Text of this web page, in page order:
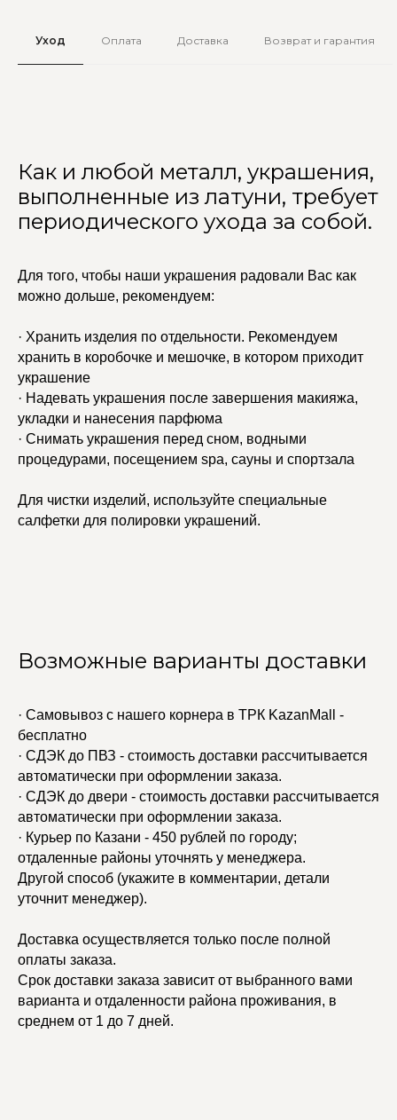
Уход Оплата Доставка Возврат и гарантия
Как и любой металл, украшения,
выполненные из латуни, требует
периодического ухода за собой.
Для того, чтобы наши украшения радовали Вас как
можно дольше, рекомендуем:
· Хранить изделия по отдельности. Рекомендуем
хранить в коробочке и мешочке, в котором приходит
украшение
· Надевать украшения после завершения макияжа,
укладки и нанесения парфюма
· Снимать украшения перед сном, водными
процедурами, посещением spa, сауны и спортзала
Для чистки изделий, используйте специальные
салфетки для полировки украшений.
Возможные варианты доставки
· Самовывоз с нашего корнера в ТРК KazanMall -
бесплатно
· СДЭК до ПВЗ - стоимость доставки рассчитывается
автоматически при оформлении заказа.
· СДЭК до двери - стоимость доставки рассчитывается
автоматически при оформлении заказа.
· Курьер по Казани - 450 рублей по городу;
отдаленные районы уточнять у менеджера.
Другой способ (укажите в комментарии, детали
уточнит менеджер).
Доставка осуществляется только после полной
оплаты заказа.
Срок доставки заказа зависит от выбранного вами
варианта и отдаленности района проживания, в
среднем от 1 до 7 дней.